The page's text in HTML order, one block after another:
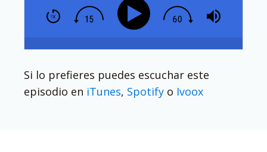
Si lo prefieres puedes escuchar este
episodio en iTunes, Spotify o Ivoox